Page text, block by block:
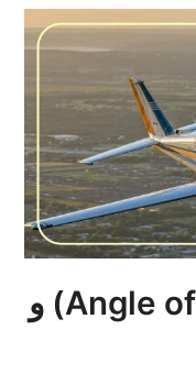
زاویهٔ حمله (Angle of Attack) و